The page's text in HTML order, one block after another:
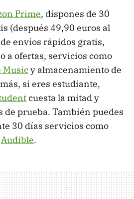
Prime, dispones de 30
(después 49,90 euros al
envíos rápidos gratis,
a ofertas, servicios como
Musicy almacenamiento de
si eres estudiante,
cuesta la mitad y
de prueba. También puedes
30 días servicios como
Audible.